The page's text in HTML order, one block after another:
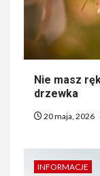
Nie masz
drzewka
20 maja, 2026
INFORMACJE